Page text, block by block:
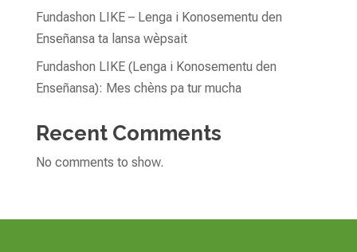
Fundashon LIKE – Lenga i Konosementu den
Enseñansa ta lansa wèpsait
Fundashon LIKE (Lenga i Konosementu den
Enseñansa): Mes chèns pa tur mucha
Recent Comments
No comments to show.